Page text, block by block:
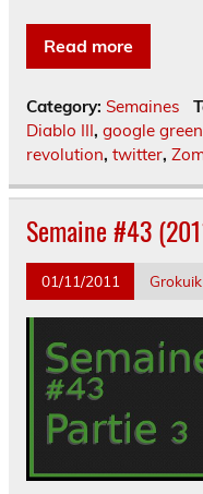
Read more
Category: Semaines
Diablo III, google green
revolution, twitter,
Semaine #43
01/11/2011 Grokuik